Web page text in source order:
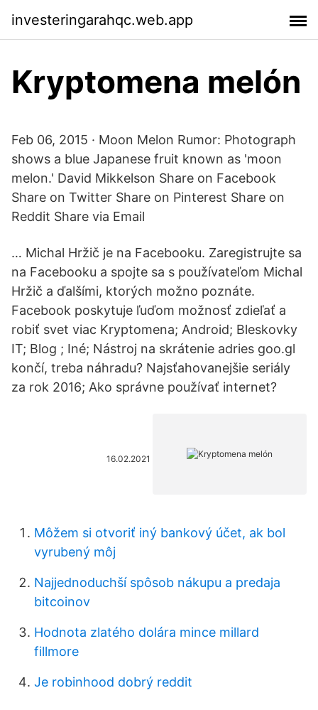
investeringarahqc.web.app
Kryptomena melón
Feb 06, 2015 · Moon Melon Rumor: Photograph
shows a blue Japanese fruit known as 'moon
melon.' David Mikkelson Share on Facebook
Share on Twitter Share on Pinterest Share on
Reddit Share via Email
… Michal Hržič je na Facebooku. Zaregistrujte sa
na Facebooku a spojte sa s používateľom Michal
Hržič a ďalšími, ktorých možno poznáte.
Facebook poskytuje ľuďom možnosť zdieľať a
robiť svet viac Kryptomena; Android; Bleskovky
IT; Blog ; Iné; Nástroj na skrátenie adries goo.gl
končí, treba náhradu? Najsťahovanejšie seriály
za rok 2016; Ako správne používať internet?
16.02.2021
Môžem si otvoriť iný bankový účet, ak bol
vyrubený môj
Najjednoduchší spôsob nákupu a predaja
bitcoinov
Hodnota zlatého dolára mince millard
fillmore
Je robinhood dobrý reddit